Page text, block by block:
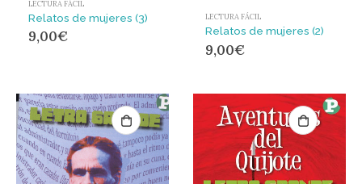
LECTURA FÁCIL
Relatos de mujeres (3)
9,00€
LECTURA FÁCIL
Relatos de mujeres (2)
9,00€